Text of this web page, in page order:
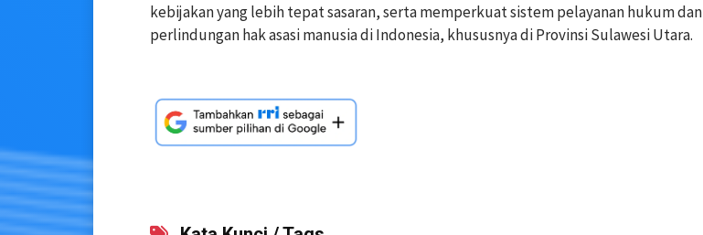
kebijakan yang lebih tepat sasaran, serta memperkuat sistem pelayanan hukum dan
perlindungan hak asasi manusia di Indonesia, khususnya di Provinsi Sulawesi Utara.